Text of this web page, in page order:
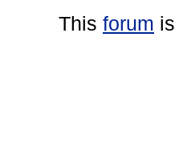
This forum